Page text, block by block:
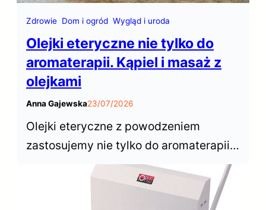
Zdrowie Dom i ogród Wygląd i uroda
Olejki eteryczne nie tylko do
aromaterapii. Kąpiel i masaż z
olejkami
Anna Gajewska23/07/2026
Olejki eteryczne z powodzeniem
zastosujemy nie tylko do aromaterapii z
użyciem dyfuzora czy kominka. Nadają
się do kąpieli, pod prysznic i do
masażu. Dowiedz się jak je bezpiecznie